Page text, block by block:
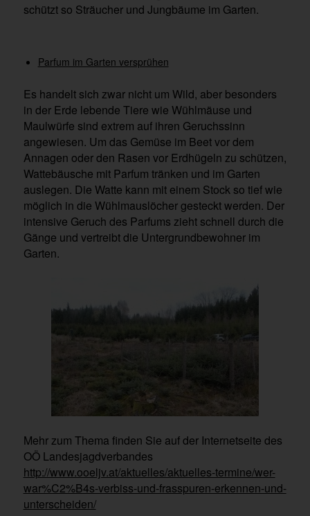
schützt so Sträucher und Jungbäume im Garten.
Parfum im Garten versprühen
Es handelt sich zwar nicht um Wild, aber besonders
in der Erde lebende Tiere wie Wühlmäuse und
Maulwürfe sind extrem auf ihren Geruchssinn
angewiesen. Um das Gemüse im Beet vor dem
Annagen oder den Rasen vor Erdhügeln zu schützen,
Wattebäusche mit Parfum tränken und im Garten
auslegen. Die Watte kann mit einem Stock so tief wie
möglich in die Wühlmauslöcher gesteckt werden. Der
intensive Geruch des Parfums zieht schnell durch die
Gänge und vertreibt die Untergrundbewohner im
Garten.
Mehr zum Thema finden Sie auf der Internetseite des
OÖ Landesjagdverbandes
http://www.ooeljv.at/aktuelles/aktuelles-termine/wer-
war%C2%B4s-verbiss-und-frasspuren-erkennen-und-
unterscheiden/